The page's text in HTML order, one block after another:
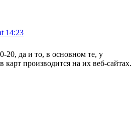
14:23
20, да и то, в основном те, у
карт производится на их веб-сайтах.